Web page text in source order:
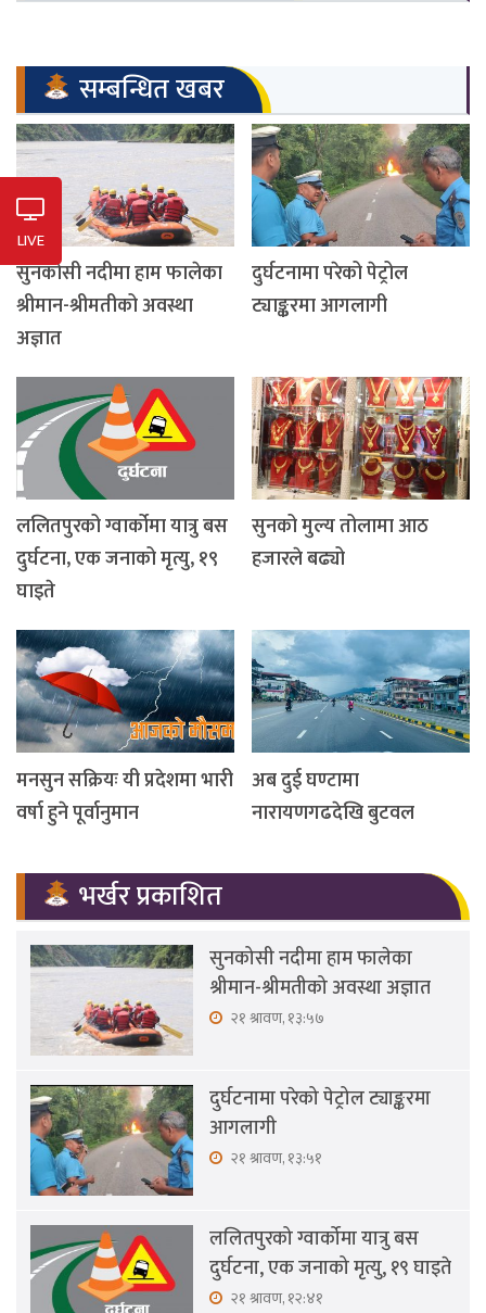
सम्बन्धित खबर
सुनकोसी नदीमा हाम फालेका
श्रीमान-श्रीमतीको अवस्था
अज्ञात
दुर्घटनामा परेको पेट्रोल
ट्याङ्करमा आगलागी
ललितपुरको ग्वार्कोमा यात्रु बस
दुर्घटना, एक जनाको मृत्यु, १९
घाइते
सुनको मुल्य तोलामा आठ
हजारले बढ्यो
मनसुन सक्रियः यी प्रदेशमा भारी
वर्षा हुने पूर्वानुमान
अब दुई घण्टामा
नारायणगढदेखि बुटवल
भर्खर प्रकाशित
सुनकोसी नदीमा हाम फालेका
श्रीमान-श्रीमतीको अवस्था अज्ञात
२१ श्रावण, १३:५७
दुर्घटनामा परेको पेट्रोल ट्याङ्करमा
आगलागी
२१ श्रावण, १३:५१
ललितपुरको ग्वार्कोमा यात्रु बस
दुर्घटना, एक जनाको मृत्यु, १९ घाइते
२१ श्रावण, १२:४१
LIVE